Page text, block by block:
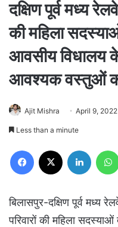
दक्षिण पूर्व मध्य
की महिला
आवसीय विधालय
आवश्यक वस्तुओं
Ajit Mishra April 9, 2022
Less than a minute
Facebook LinkedIn
बिलासपुर-दक्षिण पूर्व मध्य
परिवारों की महिला